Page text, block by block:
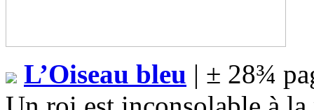
L’Oiseau bleu | ± 28¾